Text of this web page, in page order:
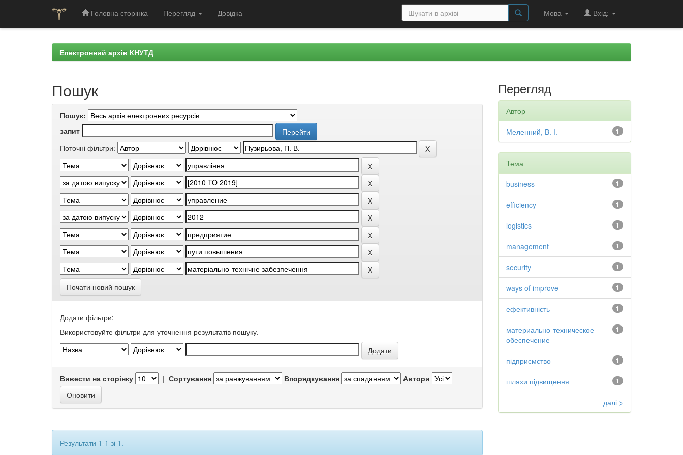
Головна сторінка Перегляд Довідка Мова Вхід:
Електронний архів КНУТД
Пошук
Пошук:
запит
Поточні фільтри:
Почати новий пошук
Додати фільтри:
Використовуйте фільтри для уточнення результатів пошуку.
Вивести на сторінку | Сортування Впорядкування Автори
Результати 1-1 зі 1.
Перегляд
Автор
1
Меленний, В. І.
Тема
1
business
1
efficiency
1
logistics
1
management
1
security
1
ways of improve
1
ефективність
1
материально-техническое
обеспечение
1
підприємство
1
шляхи підвищення
далі >